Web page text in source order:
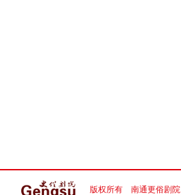
版权所有 南通更俗剧院